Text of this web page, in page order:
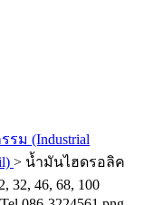
ม (Industrial
> น้ำมันไฮดรอลิค
46, 68, 100